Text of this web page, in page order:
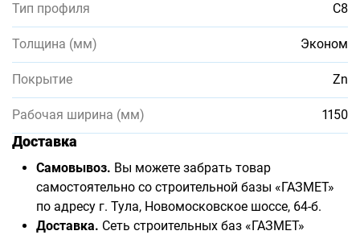
Тип профиля С8
Толщина (мм) Эконом
Покрытие Zn
Рабочая ширина (мм) 1150
Доставка
Самовывоз. Вы можете забрать товар
самостоятельно со строительной базы «ГАЗМЕТ»
по адресу г. Тула, Новомосковское шоссе, 64-б.
Доставка. Сеть строительных баз «ГАЗМЕТ»